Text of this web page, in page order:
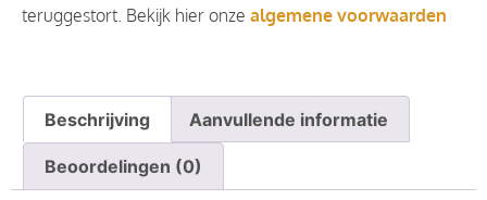
teruggestort. Bekijk hier onze algemene voorwaarden
Beschrijving Aanvullende informatie
Beoordelingen (0)